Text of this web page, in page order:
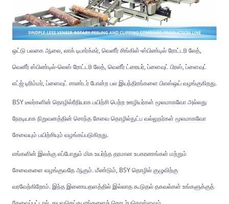
ஒட்டு பலகை ஆலை, லாக் டிபார்க்கர், வெனீர் சிங்கிள்-ஸ்பிண்டில் ரோட்டரி லேத்,
வெனீர் ஸ்பிண்டில்-லெஸ் ரோட்டரி லேத், வெனீர் ட்ரையர், ப்ளைவுட் பிரஸ், ப்ளைவுட்
எட்ஜ் டிரிம்மர், ப்ளைவுட் சாண்டர் போன்ற பல இயந்திரங்களை பிஎஸ்ஒய் வழங்குகிறது.
BSY டீலர்களின் தொழில்ரீதியாக பயிற்சி பெற்ற ஊழியர்கள் மூலமாகவோ அல்லது
நேரடியாக நிறுவனத்தின் சொந்த சேவை தொழில்நுட்ப வல்லுநர்கள் மூலமாகவோ
சேவையும் பயிற்சியும் வழங்கப்படுகிறது.
எங்களின் இலக்கு எப்போதும் மிக உயர்ந்த தரமான உபகரணங்கள் மற்றும்
சேவைகளை வழங்குவதே ஆகும். மீண்டும், BSY தொழில் குழுவிற்கு
வரவேற்கிறோம். இந்த இணையதளத்தில் இல்லாத கூடுதல் தகவல்கள் உங்களுக்குத்